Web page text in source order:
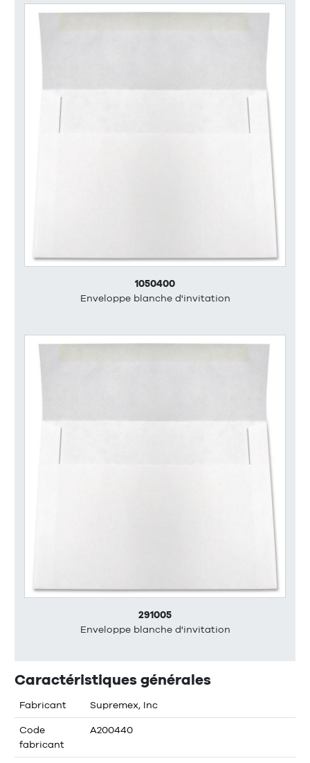
1050400
Enveloppe blanche d'invitation
291005
Enveloppe blanche d'invitation
Caractéristiques générales
Fabricant Supremex, Inc
Code
fabricant
A200440